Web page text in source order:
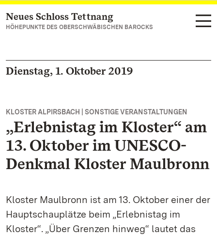
Zum Hauptinhalt springen
Neues Schloss Tettnang
HÖHEPUNKTE DES OBERSCHWÄBISCHEN BAROCKS
Dienstag, 1. Oktober 2019
KLOSTER ALPIRSBACH | SONSTIGE VERANSTALTUNGEN
„Erlebnistag im Kloster“ am
13. Oktober im UNESCO-
Denkmal Kloster Maulbronn
Kloster Maulbronn ist am 13. Oktober einer der
Hauptschauplätze beim „Erlebnistag im
Kloster“. „Über Grenzen hinweg“ lautet das